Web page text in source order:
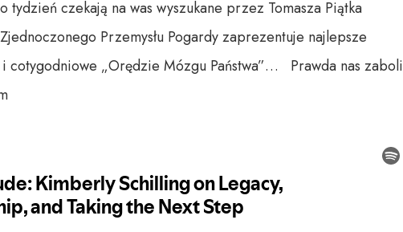
czekają na was wyszukane przez Tomasza Piątka
Przemysłu Pogardy zaprezentuje najlepsze
„Orędzie Mózgu Państwa”… Prawda nas zaboli